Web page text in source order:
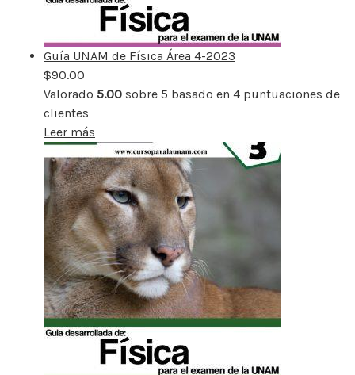
Guía UNAM de Física Área 4-2023
$90.00
Valorado 5.00 sobre 5 basado en 4 puntuaciones de
clientes
Leer más